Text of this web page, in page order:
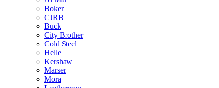
Boker
CJRB
Buck
City Brother
Cold Steel
Helle
Kershaw
Marser
Mora